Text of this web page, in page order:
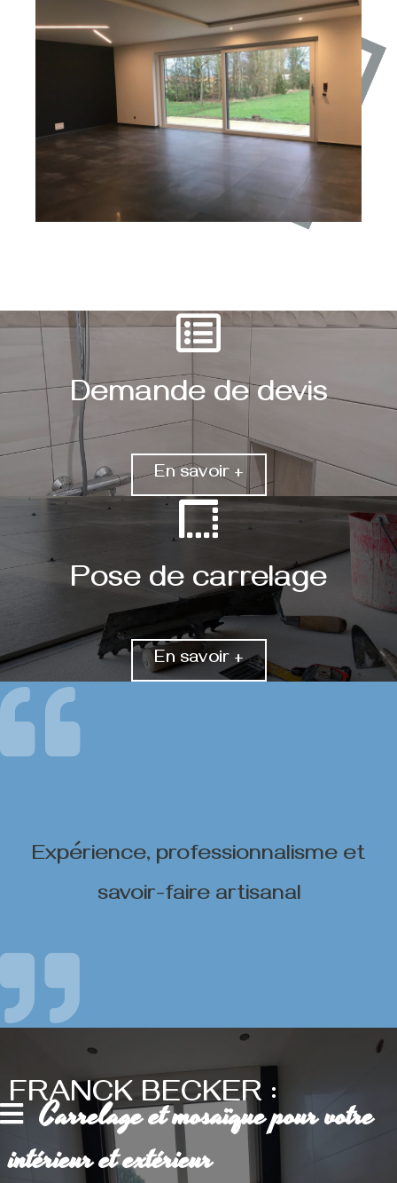
Demande de devis
En savoir +
Pose de carrelage
En savoir +
Expérience, professionnalisme et
savoir-faire artisanal
FRANCK BECKER :
Carrelage et mosaïque pour votre
intérieur et extérieur